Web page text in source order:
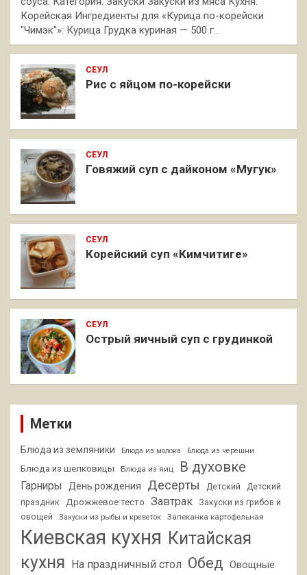
Корейская Ингредиенты для «Курица по-корейски
"Чимэк"»: Курица Грудка куриная — 500 г…
СЕУЛ
Рис с яйцом по-корейски
СЕУЛ
Говяжий суп с дайконом «Мугук»
СЕУЛ
Корейский суп «Кимчитиге»
СЕУЛ
Острый яичный суп с грудинкой
Метки
Блюда из земляники Блюда из молока Блюда из черешни
Блюда из шелковицы Блюда из яиц В духовке
Гарниры День рождения Десерты Детский
Детский
праздник
Дрожжевое тесто Завтрак
Закуски из грибов и
овощей
Закуски из рыбы и креветок Запеканка картофельная
Киевская кухня Китайская
кухня
На праздничный стол Обед Овощные